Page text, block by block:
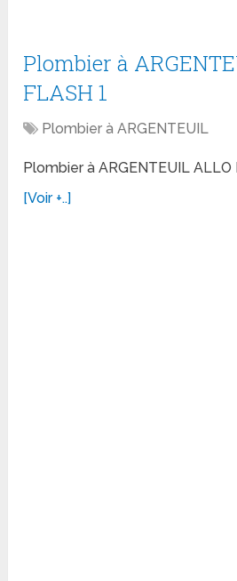
Plombier à
FLASH 1
Plombier à ARGENTEUIL
Plombier à ARGENTEUIL ALLO
[Voir +..]